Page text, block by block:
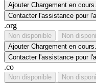
Ajouter Chargement en
Contacter l'assistance pour
.org
Non disponible Non
Ajouter Chargement en
Contacter l'assistance pour
.co
Non disponible Non